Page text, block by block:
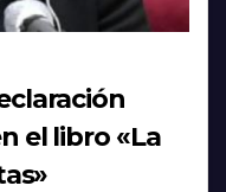
el libro «La